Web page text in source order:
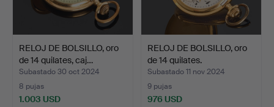
RELOJ DE BOLSILLO, oro
de 14 quilates, caj…
Subastado 30 oct 2024
8 pujas
1.003 USD
RELOJ DE BOLSILLO, oro
de 14 quilates.
Subastado 11 nov 2024
9 pujas
976 USD